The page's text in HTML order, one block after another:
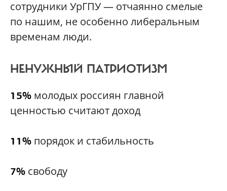
сотрудники УрГПУ — отчаянно смелые
по нашим, не особенно либеральным
временам люди.
НЕНУЖНЫЙ ПАТРИОТИЗМ
15% молодых россиян главной
ценностью считают доход
11% порядок и стабильность
7% свободу